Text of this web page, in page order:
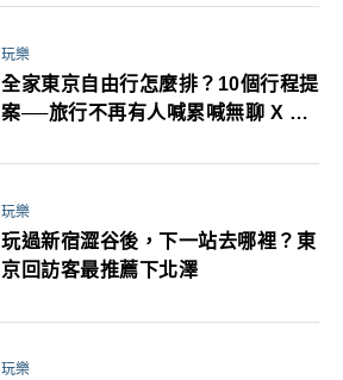
萬！注意事項一次看！
玩樂
全家東京自由行怎麼排？10個行程提
案──旅行不再有人喊累喊無聊 X 爸
玩樂
玩過新宿澀谷後，下一站去哪裡？東
京回訪客最推薦下北澤
玩樂